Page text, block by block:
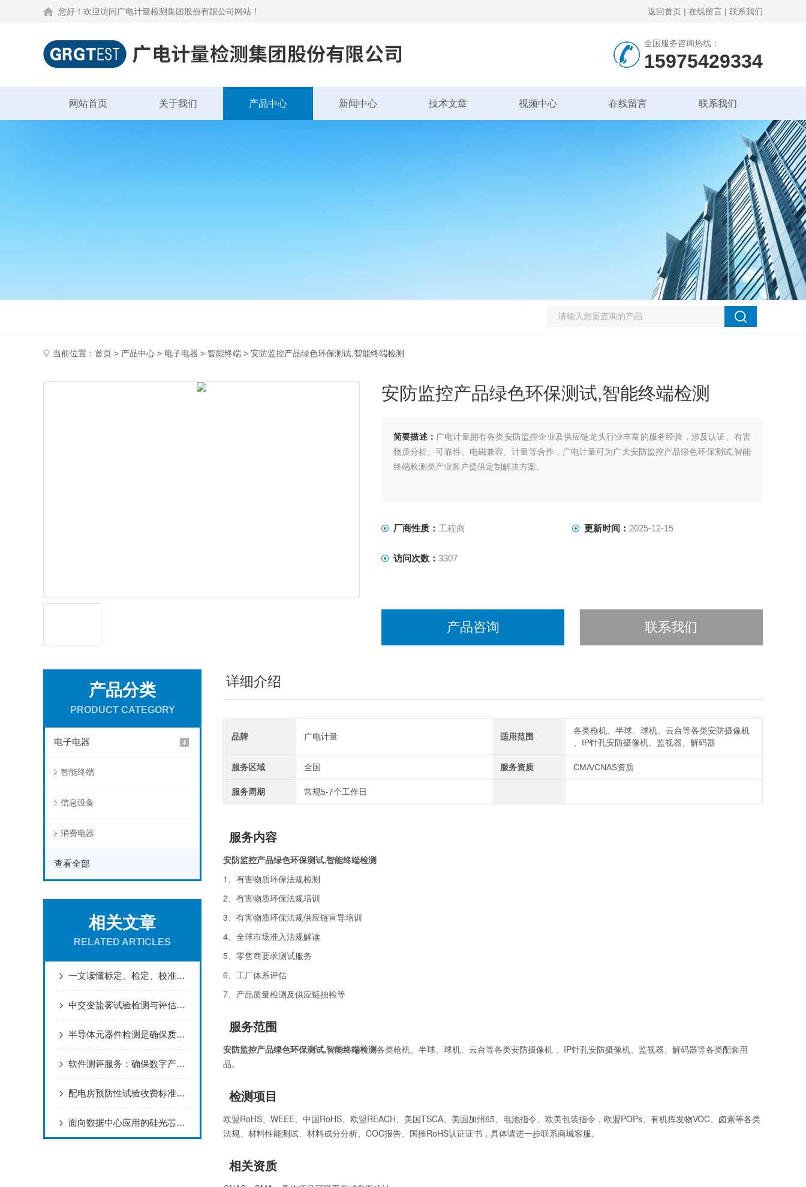
您好！欢迎访问广电计量检测集团股份有限公司网站！ 返回首页 | 在线留言 | 联系我们
全国服务咨询热线：
15975429334
网站首页 关于我们 产品中心 新闻中心 技术文章 视频中心 在线留言 联系我们
当前位置： 首页 > 产品中心 > 电子电器 > 智能终端 > 安防监控产品绿色环保测试,智能终端检测
安防监控产品绿色环保测试,智能终端检测
简要描述： 广电计量拥有各类安防监控企业及供应链龙头行业丰富的服务经验，涉及认证、有害
物质分析、可靠性、电磁兼容、计量等合作，广电计量可为广大安防监控产品绿色环保测试,智能
终端检测类产业客户提供定制解决方案。
厂商性质： 工程商 更新时间： 2025-12-15
访问次数： 3307
产品咨询 联系我们
产品分类
PRODUCT CATEGORY
电子电器
智能终端
信息设备
消费电器
查看全部
相关文章
RELATED ARTICLES
一文读懂标定、检定、校准、校验的区别
中交变盐雾试验检测与评估的关键环节
半导体元器件检测是确保质量与可靠性的关键环节
软件测评服务：确保数字产品质量的守护者
配电房预防性试验收费标准，高压柜/变压器/继电保护测试DL/T596
面向数据中心应用的硅光芯片可靠性验证方法
详细介绍
品牌 广电计量 适用范围
各类枪机、半球、球机、云台等各类安防摄像机
、IP针孔安防摄像机、监视器、解码器
服务区域 全国 服务资质 CMA/CNAS资质
服务周期 常规5-7个工作日
服务内容
安防监控产品绿色环保测试,智能终端检测
1、有害物质环保法规检测
2、有害物质环保法规培训
3、有害物质环保法规供应链宣导培训
4、全球市场准入法规解读
5、零售商要求测试服务
6、工厂体系评估
7、产品质量检测及供应链抽检等
服务范围
安防监控产品绿色环保测试,智能终端检测各类枪机、半球、球机、云台等各类安防摄像机 、IP针孔安防摄像机、监视器、解码器等各类配套用
品。
检测项目
欧盟RoHS、WEEE、中国RoHS、欧盟REACH、美国TSCA、美国加州65、电池指令、欧美包装指令，欧盟POPs、有机挥发物VOC、卤素等各类
法规、材料性能测试、材料成分分析、COC报告、国推RoHS认证证书，具体请进一步联系商城客服。
相关资质